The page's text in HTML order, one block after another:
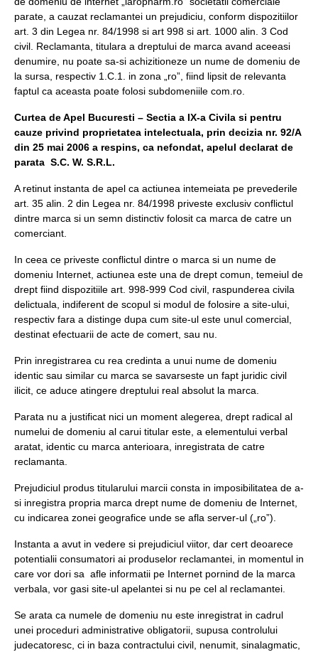
parate, a cauzat reclamantei un prejudiciu, conform dispozitiilor
art. 3 din Legea nr. 84/1998 si art 998 si art. 1000 alin. 3 Cod
civil. Reclamanta, titulara a dreptului de marca avand aceeasi
denumire, nu poate sa-si achizitioneze un nume de domeniu de
la sursa, respectiv 1.C.1. in zona „ro”, fiind lipsit de relevanta
faptul ca aceasta poate folosi subdomeniile com.ro.
Curtea de Apel Bucuresti – Sectia a IX-a Civila si pentru
cauze privind proprietatea intelectuala, prin decizia nr. 92/A
din 25 mai 2006 a respins, ca nefondat, apelul declarat de
parata S.C. W. S.R.L.
A retinut instanta de apel ca actiunea intemeiata pe prevederile
art. 35 alin. 2 din Legea nr. 84/1998 priveste exclusiv conflictul
dintre marca si un semn distinctiv folosit ca marca de catre un
comerciant.
In ceea ce priveste conflictul dintre o marca si un nume de
domeniu Internet, actiunea este una de drept comun, temeiul de
drept fiind dispozitiile art. 998-999 Cod civil, raspunderea civila
delictuala, indiferent de scopul si modul de folosire a site-ului,
respectiv fara a distinge dupa cum site-ul este unul comercial,
destinat efectuarii de acte de comert, sau nu.
Prin inregistrarea cu rea credinta a unui nume de domeniu
identic sau similar cu marca se savarseste un fapt juridic civil
ilicit, ce aduce atingere dreptului real absolut la marca.
Parata nu a justificat nici un moment alegerea, drept radical al
numelui de domeniu al carui titular este, a elementului verbal
aratat, identic cu marca anterioara, inregistrata de catre
reclamanta.
Prejudiciul produs titularului marcii consta in imposibilitatea de a-
si inregistra propria marca drept nume de domeniu de Internet,
cu indicarea zonei geografice unde se afla server-ul („ro”).
Instanta a avut in vedere si prejudiciul viitor, dar cert deoarece
potentialii consumatori ai produselor reclamantei, in momentul in
care vor dori sa afle informatii pe Internet pornind de la marca
verbala, vor gasi site-ul apelantei si nu pe cel al reclamantei.
Se arata ca numele de domeniu nu este inregistrat in cadrul
unei proceduri administrative obligatorii, supusa controlului
judecatoresc, ci in baza contractului civil, nenumit, sinalagmatic,